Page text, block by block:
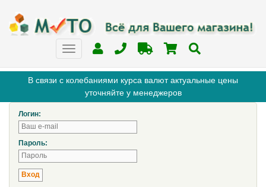
В связи с колебаниями курса валют актуальные цены
уточняйте у менеджеров
Логин:
Пароль: